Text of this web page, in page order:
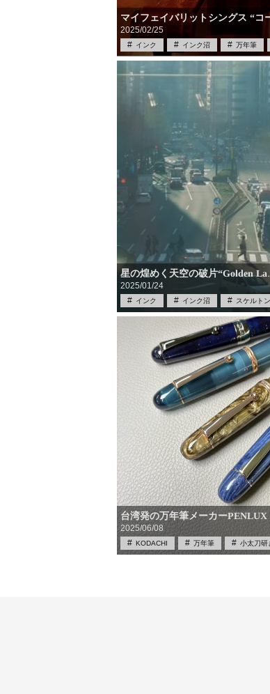
マイフェイバリットシングス “コ
2025/02/25
インク インク沼 万年筆
筆記具買取 買取 限定品
星の煌めく天空の破片“Golden La
2025/01/24
インク インク沼 スケルトン
台湾発の万年筆メーカーPENLUX
2025/06/08
KODACHI 万年筆 小太刀研